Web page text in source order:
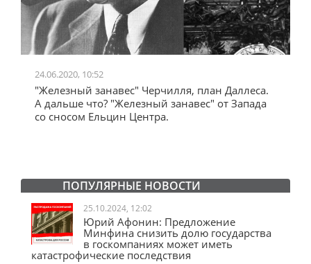
24.06.2020, 10:52
"Железный занавес" Черчилля, план Даллеса.
А дальше что? "Железный занавес" от Запада
со сносом Ельцин Центра.
ПОПУЛЯРНЫЕ НОВОСТИ
25.10.2024, 12:02
Юрий Афонин: Предложение
Минфина снизить долю государства
в госкомпаниях может иметь
катастрофические последствия